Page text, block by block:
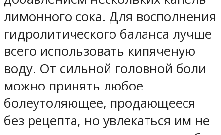
лимонного сока. Для восполнения
гидролитического баланса лучше
всего использовать кипяченую
воду. От сильной головной боли
можно принять любое
болеутоляющее, продающееся
без рецепта, но увлекаться им не